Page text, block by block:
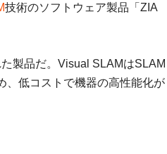
技術のソフトウェア製品「ZIA
製品だ。Visual SLAMはSLAM
、低コストで機器の高性能化が